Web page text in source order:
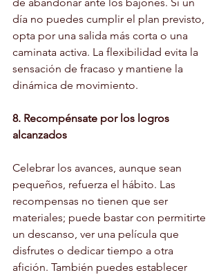
de abandonar ante los bajones. Si un
día no puedes cumplir el plan previsto,
opta por una salida más corta o una
caminata activa. La flexibilidad evita la
sensación de fracaso y mantiene la
dinámica de movimiento.
8. Recompénsate por los logros
alcanzados
Celebrar los avances, aunque sean
pequeños, refuerza el hábito. Las
recompensas no tienen que ser
materiales; puede bastar con permitirte
un descanso, ver una película que
disfrutes o dedicar tiempo a otra
afición. También puedes establecer